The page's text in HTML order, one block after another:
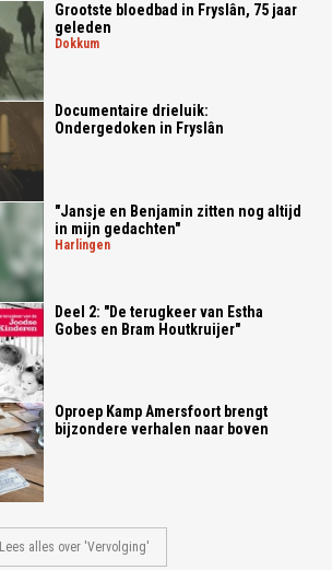
Grootste bloedbad in Fryslân, 75 jaar
geleden
dokkum
Documentaire drieluik:
Ondergedoken in Fryslân
"Jansje en Benjamin zitten nog altijd
in mijn gedachten"
harlingen
Deel 2: "De terugkeer van Estha
Gobes en Bram Houtkruijer"
Oproep Kamp Amersfoort brengt
bijzondere verhalen naar boven
Lees alles over 'Vervolging'